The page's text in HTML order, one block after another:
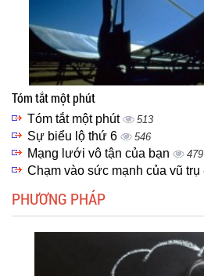
Tóm tắt một phút
Tóm tắt một phút 513
Sự biểu lộ thứ 6 546
Mạng lưới vô tận của bạn 479
Chạm vào sức mạnh của vũ trụ
PHƯƠNG PHÁP